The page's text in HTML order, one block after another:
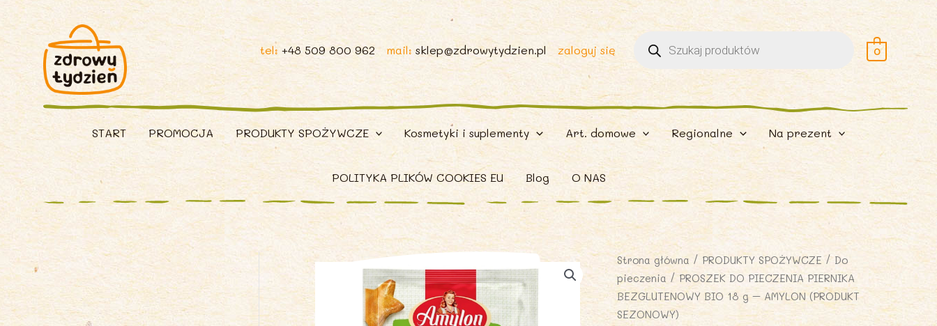
tel: +48 509 800 962 mail: sklep@zdrowytydzien.pl zaloguj się
Wyszukiwarka
produktów 0
START PROMOCJA PRODUKTY SPOŻYWCZE Kosmetyki i suplementy Art. domowe Regionalne Na prezent
POLITYKA PLIKÓW COOKIES EU Blog O NAS
Strona główna / PRODUKTY SPOŻYWCZE / Do
pieczenia / PROSZEK DO PIECZENIA PIERNIKA
BEZGLUTENOWY BIO 18 g – AMYLON (PRODUKT
SEZONOWY)